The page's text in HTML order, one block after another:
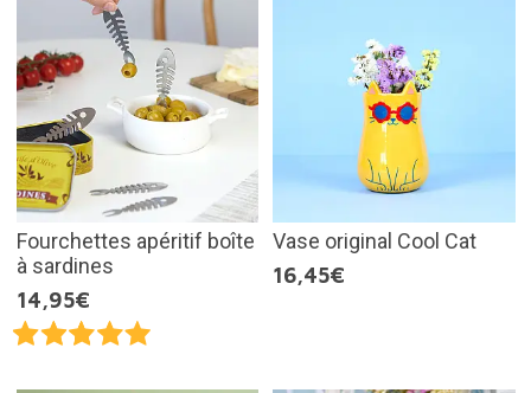
Fourchettes apéritif boîte
à sardines
14,95€
Vase original Cool Cat
16,45€